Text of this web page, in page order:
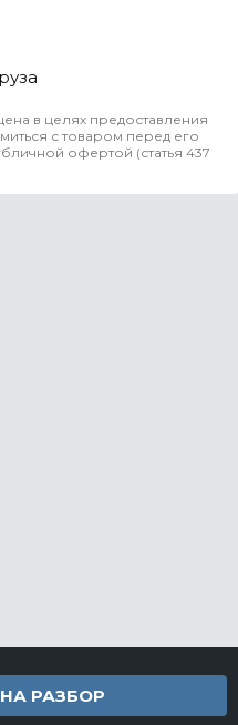
в целях предоставления
с товаром перед его
офертой (статья 437
РАЗБОР